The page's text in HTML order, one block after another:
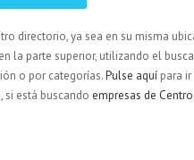
directorio, ya sea en su misma
la parte superior, utilizando el
o por categorías.Pulse aquí para
si está buscando empresas de